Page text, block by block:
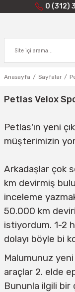
0 (312)
Anasayfa Sayfalar
Petlas Velox
Petlas'ın yeni
müşterimizin
Arkadaşlar çok
km devirmiş
inceleme
50.000 km
istiyordum. 1-2
dolayı böyle bi
Malumunuz
araçlar 2. elde
Bununla ilgili bir